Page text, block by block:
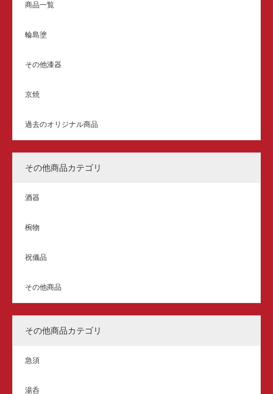
商品一覧
輪島塗
その他漆器
京焼
過去のオリジナル商品
その他商品カテゴリ
酒器
椀物
祝儀品
その他商品
その他商品カテゴリ
急須
湯呑